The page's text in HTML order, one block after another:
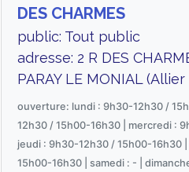
DES CHARMES
public: Tout public
adresse: 2 R DES
PARAY LE MONIAL (Allier
ouverture: lundi : 9h30-12h30 /
12h30 / 15h00-16h30 | mercredi :
jeudi : 9h30-12h30 / 15h00-16h30
15h00-16h30 | samedi : - |